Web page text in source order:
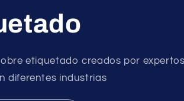
etiquetado creados por expertos
diferentes industrias